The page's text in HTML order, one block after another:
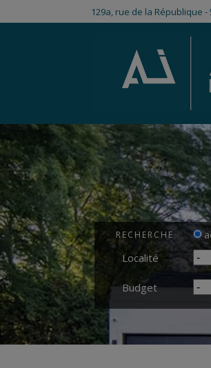
129a, rue de la République -
RECHERCHE
Localité
Budget